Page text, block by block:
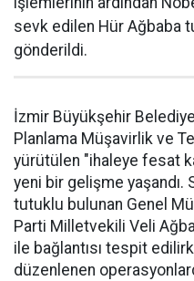
sevk edilen Hür Ağbaba
gönderildi.
İzmir Büyükşehir
Planlama Müşavirlik ve
yürütülen "ihaleye fesat
yeni bir gelişme yaşandı.
tutuklu bulunan Genel
Parti Milletvekili Veli
ile bağlantısı tespit
düzenlenen